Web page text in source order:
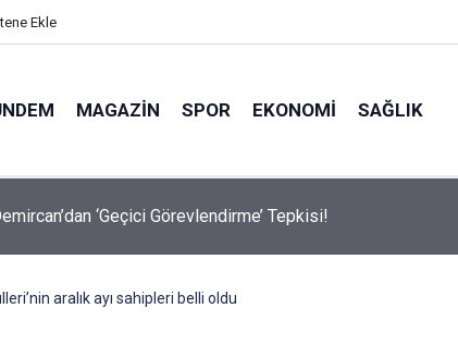
Ekle
MAGAZIN SPOR EKONOMI SAĞLIK
Ödem Şikayetini Hafife Almayın!
aralık ayı sahipleri belli oldu